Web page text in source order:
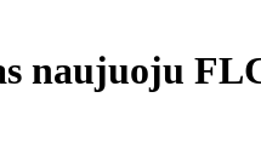
naujuoju